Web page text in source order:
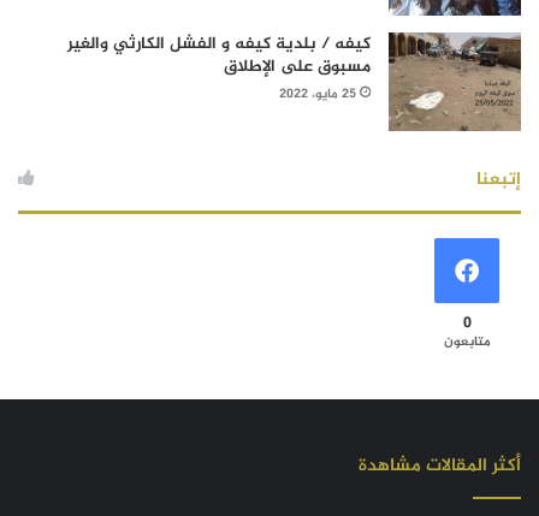
كيفه / بلدية كيفه و الفشل الكارثي والغير
مسبوق على الإطلاق
25 مايو، 2022
إتبعنا
0
متابعون
أكثر المقالات مشاهدة